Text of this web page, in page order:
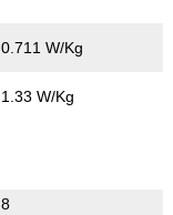
0.711 W/Kg
1.33 W/Kg
8